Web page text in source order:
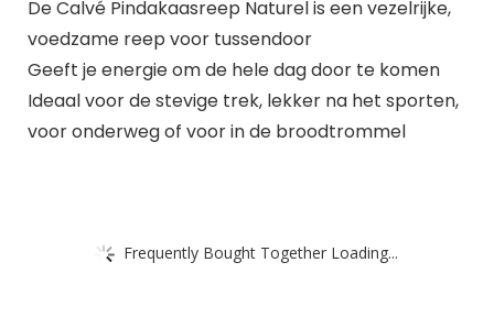
De Calvé Pindakaasreep Naturel is een vezelrijke,
voedzame reep voor tussendoor
Geeft je energie om de hele dag door te komen
Ideaal voor de stevige trek, lekker na het sporten,
voor onderweg of voor in de broodtrommel
Frequently Bought Together Loading...